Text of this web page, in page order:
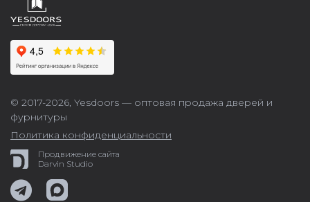
© 2017-2026, Yesdoors — оптовая продажа дверей и
фурнитуры
Политика конфиденциальности
Продвижение сайта
Darvin Studio